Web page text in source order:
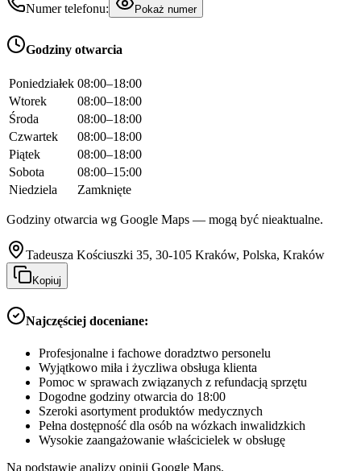
Numer telefonu: Pokaż numer
Godziny otwarcia
Poniedziałek 08:00–18:00
Wtorek
08:00–18:00
Środa
08:00–18:00
Czwartek
08:00–18:00
Piątek
08:00–18:00
Sobota
08:00–15:00
Niedziela
Zamknięte
Godziny otwarcia wg Google Maps — mogą być nieaktualne.
Tadeusza Kościuszki 35, 30-105 Kraków, Polska, Kraków
Kopiuj
Najczęściej doceniane:
Profesjonalne i fachowe doradztwo personelu
Wyjątkowo miła i życzliwa obsługa klienta
Pomoc w sprawach związanych z refundacją sprzętu
Dogodne godziny otwarcia do 18:00
Szeroki asortyment produktów medycznych
Pełna dostępność dla osób na wózkach inwalidzkich
Wysokie zaangażowanie właścicielek w obsługę
Na podstawie analizy opinii Google Maps.